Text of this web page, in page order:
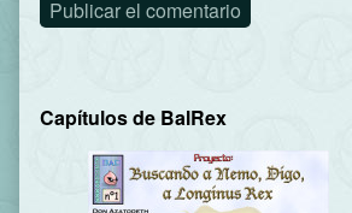
Primary
Sidebar
Capítulos de BalRex